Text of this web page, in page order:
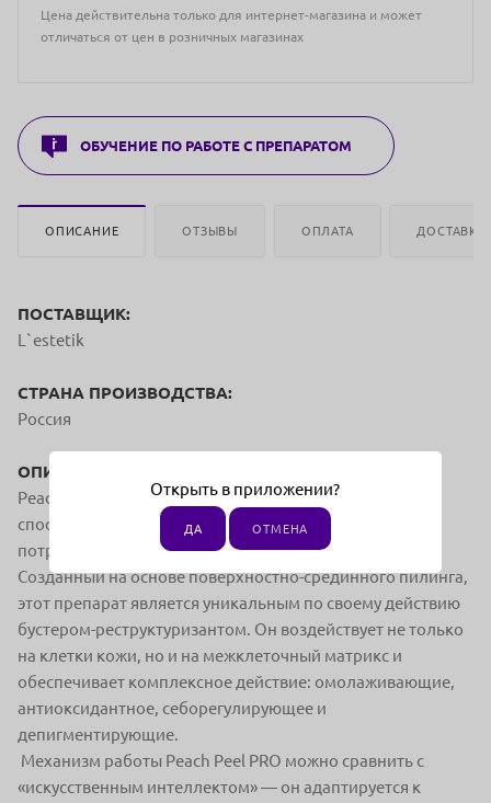
Цена действительна только для интернет-магазина и может
отличаться от цен в розничных магазинах
ОБУЧЕНИЕ ПО РАБОТЕ С ПРЕПАРАТОМ
ОПИСАНИЕ ОТЗЫВЫ ОПЛАТА ДОСТАВКА
ПОСТАВЩИК:
L`estetik
СТРАНА ПРОИЗВОДСТВА:
Россия
ОПИСАНИЕ:
Peach Peel PRO — это интеллектуальная система,
способная адаптироваться к индивидуальным
потребностям кожи.
Созданный на основе поверхностно-срединного пилинга,
этот препарат является уникальным по своему действию
бустером-реструктуризантом. Он воздействует не только
на клетки кожи, но и на межклеточный матрикс и
обеспечивает комплексное действие: омолаживающие,
антиоксидантное, себорегулирующее и
депигментирующие.
Механизм работы Peach Peel PRO можно сравнить с
«искусственным интеллектом» — он адаптируется к
Открыть в приложении?
ДА ОТМЕНА